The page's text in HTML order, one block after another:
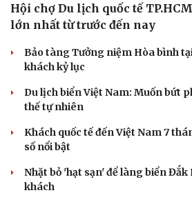
Hội chợ Du lịch quốc tế
lớn nhất từ trước đến nay
Bảo tàng Tưởng niệm Hòa bình
khách kỷ lục
Du lịch biển Việt Nam: Muốn bứt
thế tự nhiên
Khách quốc tế đến Việt Nam 7
số nổi bật
Nhặt bỏ 'hạt sạn' để làng biển Đắk
khách